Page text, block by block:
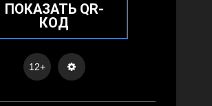
ПОКАЗАТЬ QR-
КОД
12+